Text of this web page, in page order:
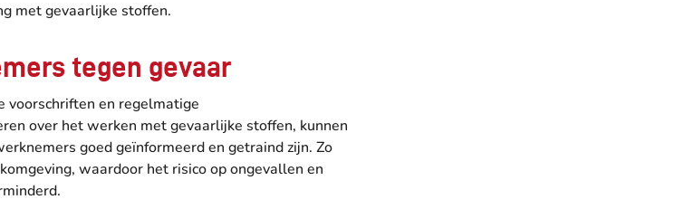
met gevaarlijke stoffen.
tegen gevaar
voorschriften en regelmatige
over het werken met gevaarlijke stoffen, kunnen
goed geïnformeerd en getraind zijn. Zo
waardoor het risico op ongevallen en